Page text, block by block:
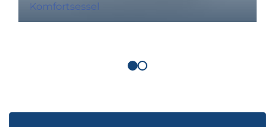
Komfortsessel